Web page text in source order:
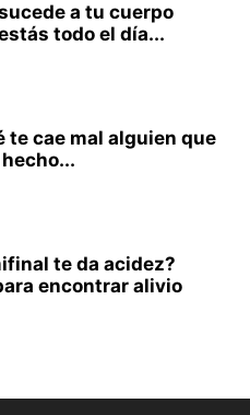
a tu cuerpo
todo el día...
te cae mal alguien que
te da acidez?
encontrar alivio